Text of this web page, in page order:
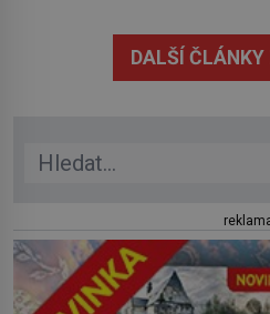
mrtvá celé století. Vesnice
Srbsku má s upíry nevyřízené
DALŠÍ ČLÁNKY